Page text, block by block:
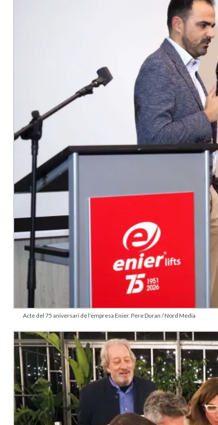
Acte del 75 aniversari de l’empresa Enier. Pere Duran / Nord Media